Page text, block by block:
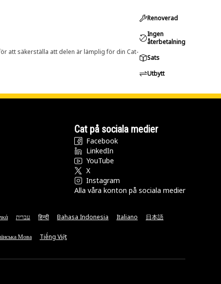
att säkerställa att delen är lämplig för din Cat-
Renoverad
Ingen
återbetalning
Sats
Utbytt
Cat på sociala medier
Facebook
LinkedIn
YouTube
X
Instagram
Alla våra konton på sociala medier
עברית हिन्दी Bahasa Indonesia Italiano 日本語
Мова Tiếng Việt